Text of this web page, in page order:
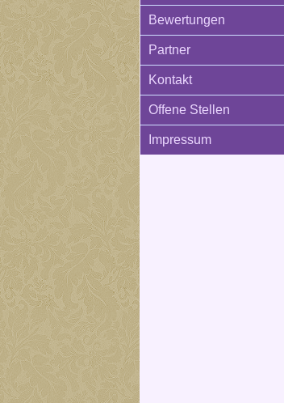
Bewertungen
Partner
Kontakt
Offene Stellen
Impressum